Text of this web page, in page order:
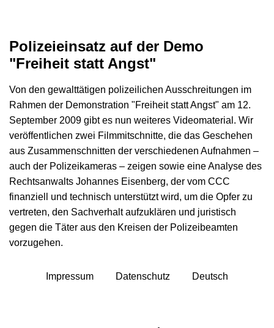
Polizeieinsatz auf der Demo
"Freiheit statt Angst"
Von den gewalttätigen polizeilichen Ausschreitungen im
Rahmen der Demonstration "Freiheit statt Angst" am 12.
September 2009 gibt es nun weiteres Videomaterial. Wir
veröffentlichen zwei Filmmitschnitte, die das Geschehen
aus Zusammenschnitten der verschiedenen Aufnahmen –
auch der Polizeikameras – zeigen sowie eine Analyse des
Rechtsanwalts Johannes Eisenberg, der vom CCC
finanziell und technisch unterstützt wird, um die Opfer zu
vertreten, den Sachverhalt aufzuklären und juristisch
gegen die Täter aus den Kreisen der Polizeibeamten
vorzugehen.
Impressum Datenschutz Deutsch